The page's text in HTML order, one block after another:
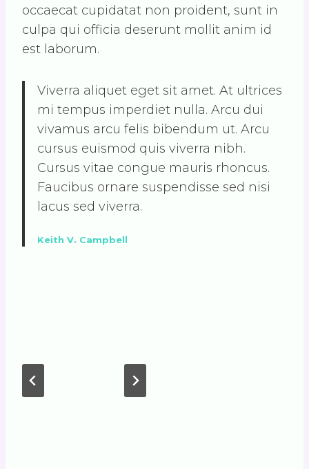
occaecat cupidatat non proident, sunt in
culpa qui officia deserunt mollit anim id
est laborum.
Viverra aliquet eget sit amet. At ultrices
mi tempus imperdiet nulla. Arcu dui
vivamus arcu felis bibendum ut. Arcu
cursus euismod quis viverra nibh.
Cursus vitae congue mauris rhoncus.
Faucibus ornare suspendisse sed nisi
lacus sed viverra.
Keith V. Campbell